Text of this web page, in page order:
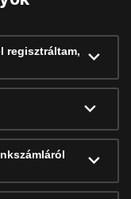
regisztráltam,